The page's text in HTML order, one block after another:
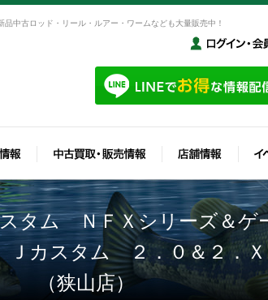
中古ロッド・リール・ルアー・ワームなども大量販売中！
タム ＮＦＸシリーズ＆ゲ
カスタム ２．０＆２．
（狭山店）